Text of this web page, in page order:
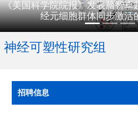
《美国科学院院报》发表脑智卓
经元细胞群体同步激活
神经可塑性研究组
招聘信息